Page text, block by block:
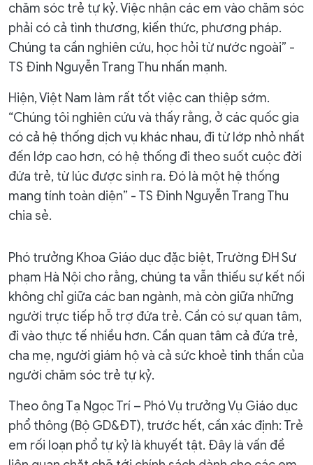
chăm sóc trẻ tự kỷ. Việc nhận các em vào chăm sóc
phải có cả tình thương, kiến thức, phương pháp.
Chúng ta cần nghiên cứu, học hỏi từ nước ngoài” -
TS Đinh Nguyễn Trang Thu nhấn mạnh.
Hiện, Việt Nam làm rất tốt việc can thiệp sớm.
“Chúng tôi nghiên cứu và thấy rằng, ở các quốc gia
có cả hệ thống dịch vụ khác nhau, đi từ lớp nhỏ nhất
đến lớp cao hơn, có hệ thống đi theo suốt cuộc đời
đứa trẻ, từ lúc được sinh ra. Đó là một hệ thống
mang tính toàn diện” - TS Đinh Nguyễn Trang Thu
chia sẻ.
Phó trưởng Khoa Giáo dục đặc biệt, Trường ĐH Sư
phạm Hà Nội cho rằng, chúng ta vẫn thiếu sự kết nối
không chỉ giữa các ban ngành, mà còn giữa những
người trực tiếp hỗ trợ đứa trẻ. Cần có sự quan tâm,
đi vào thực tế nhiều hơn. Cần quan tâm cả đứa trẻ,
cha mẹ, người giám hộ và cả sức khoẻ tinh thần của
người chăm sóc trẻ tự kỷ.
Theo ông Tạ Ngọc Trí – Phó Vụ trưởng Vụ Giáo dục
phổ thông (Bộ GD&ĐT), trước hết, cần xác định: Trẻ
em rối loạn phổ tự kỷ là khuyết tật. Đây là vấn đề